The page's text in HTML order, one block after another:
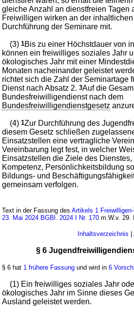
gleiche Anzahl an dienstfreien Tagen
Freiwilligen wirken an der
Durchführung der Seminare mit.
(3)1Bis zu einer Höchstdauer von
können ein freiwilliges soziales Jahr
ökologisches Jahr mit einer
Monaten nacheinander geleistet
richtet sich die Zahl der Seminartage
Dienst nach Absatz 2.3Auf die
Bundesfreiwilligendienst nach dem
Bundesfreiwilligendienstgesetz
(4)1Zur Durchführung des
diesem Gesetz schließen
Einsatzstellen eine vertragliche
Vereinbarung legt fest, in welcher
Einsatzstellen die Ziele des
Kompetenz, Persönlichkeitsbildung
Bildungs- und
gemeinsam verfolgen.
Text in der Fassung desArtikels 1
23. Mai 2024 BGBl. 2024 I Nr. 170 m.W.v. 29.
Inhaltsverzeichnis |
§ 6
§ 6 hat 1 frühere Fassung und wird in6
(1) Ein freiwilliges soziales Jahr
ökologisches Jahr im Sinne dieses
Ausland geleistet werden.